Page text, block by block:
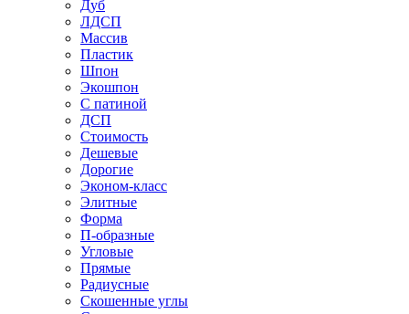
Дуб
ЛДСП
Массив
Пластик
Шпон
Экошпон
С патиной
ДСП
Стоимость
Дешевые
Дорогие
Эконом-класс
Элитные
Форма
П-образные
Угловые
Прямые
Радиусные
Скошенные углы